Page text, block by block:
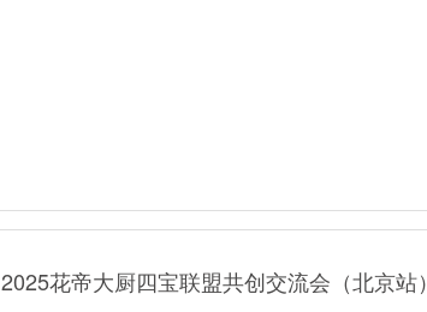
2025花帝大厨四宝联盟共创交流会（北京站）